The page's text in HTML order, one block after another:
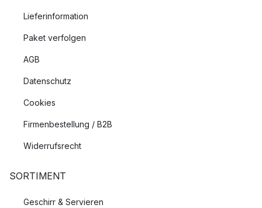
Lieferinformation
Paket verfolgen
AGB
Datenschutz
Cookies
Firmenbestellung / B2B
Widerrufsrecht
SORTIMENT
Geschirr & Servieren